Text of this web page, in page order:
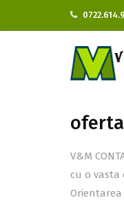
V&M
cu o vasta